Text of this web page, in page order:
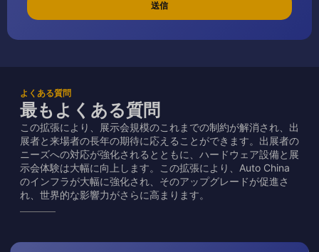
送信
よくある質問
最もよくある質問
この拡張により、展示会規模のこれまでの制約が解消され、出
展者と来場者の長年の期待に応えることができます。出展者の
ニーズへの対応が強化されるとともに、ハードウェア設備と展
示会体験は大幅に向上します。この拡張により、Auto China
のインフラが大幅に強化され、そのアップグレードが促進さ
れ、世界的な影響力がさらに高まります。